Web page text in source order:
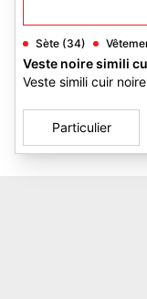
Sète (34)
Veste noire simili
Veste simili cuir
Particulier